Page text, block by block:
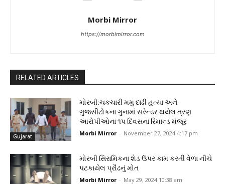
Morbi Mirror
https://morbimirror.com
RELATED ARTICLES
Gujarat
મોરબી:ચકચારી મમુ દાઢી હત્યા અને
ગુજસીટોકના ગુનામાં સરેન્ડર થયેલ ત્રણ
આરોપીઓના ૧૫ દિવસના રિમાન્ડ મંજૂર
Morbi Mirror - November 27, 2024 4:17 pm
મોરબી સિરામિકના શેડ ઉપર કામ કરતી વેળા નીચે
પટકાયેલ પ્રૌઢનું મોત
Morbi Mirror - May 29, 2024 10:38 am